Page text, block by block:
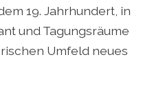
19. Jahrhundert, in
und Tagungsräume
Umfeld neues